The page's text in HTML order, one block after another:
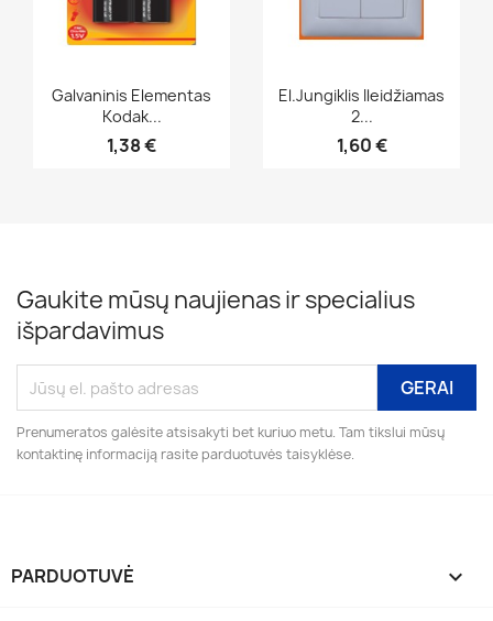
Greita peržiūra
Galvaninis Elementas
Kodak...
1,38 €
Greita peržiūra
El.jungiklis Ileidžiamas
2...
1,60 €
Gaukite mūsų naujienas ir specialius
išpardavimus
Prenumeratos galėsite atsisakyti bet kuriuo metu. Tam tikslui mūsų
kontaktinę informaciją rasite parduotuvės taisyklėse.
PARDUOTUVĖ 